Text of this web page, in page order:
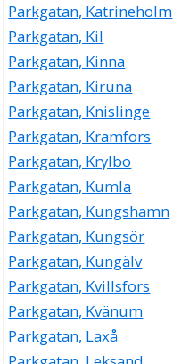
Parkgatan, Katrineholm
Parkgatan, Kil
Parkgatan, Kinna
Parkgatan, Kiruna
Parkgatan, Knislinge
Parkgatan, Kramfors
Parkgatan, Krylbo
Parkgatan, Kumla
Parkgatan, Kungshamn
Parkgatan, Kungsör
Parkgatan, Kungälv
Parkgatan, Kvillsfors
Parkgatan, Kvänum
Parkgatan, Laxå